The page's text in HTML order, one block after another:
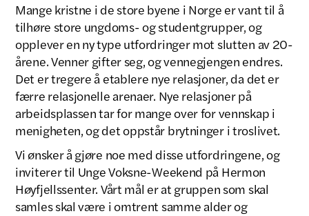
Mange kristne i de store byene i Norge er vant til å
tilhøre store ungdoms- og studentgrupper, og
opplever en ny type utfordringer mot slutten av 20-
årene. Venner gifter seg, og vennegjengen endres.
Det er tregere å etablere nye relasjoner, da det er
færre relasjonelle arenaer. Nye relasjoner på
arbeidsplassen tar for mange over for vennskap i
menigheten, og det oppstår brytninger i troslivet.
Vi ønsker å gjøre noe med disse utfordringene, og
inviterer til Unge Voksne-Weekend på Hermon
Høyfjellssenter. Vårt mål er at gruppen som skal
samles skal være i omtrent samme alder og